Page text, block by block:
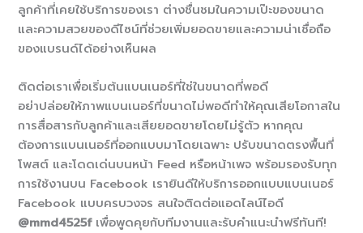
ลูกค้าที่เคยใช้บริการของเรา ต่างชื่นชมในความเป๊ะของขนาด
และความสวยของดีไซน์ที่ช่วยเพิ่มยอดขายและความน่าเชื่อถือ
ของแบรนด์ได้อย่างเห็นผล
ติดต่อเราเพื่อเริ่มต้นแบนเนอร์ที่ใช่ในขนาดที่พอดี
อย่าปล่อยให้ภาพแบนเนอร์ที่ขนาดไม่พอดีทำให้คุณเสียโอกาสใน
การสื่อสารกับลูกค้าและเสียยอดขายโดยไม่รู้ตัว หากคุณ
ต้องการแบนเนอร์ที่ออกแบบมาโดยเฉพาะ ปรับขนาดตรงพื้นที่
โพสต์ และโดดเด่นบนหน้า Feed หรือหน้าเพจ พร้อมรองรับทุก
การใช้งานบน Facebook เรายินดีให้บริการออกแบบแบนเนอร์
Facebook แบบครบวงจร สนใจติดต่อแอดไลน์ไอดี
@mmd4525fเพื่อพูดคุยกับทีมงานและรับคำแนะนำฟรีทันที!